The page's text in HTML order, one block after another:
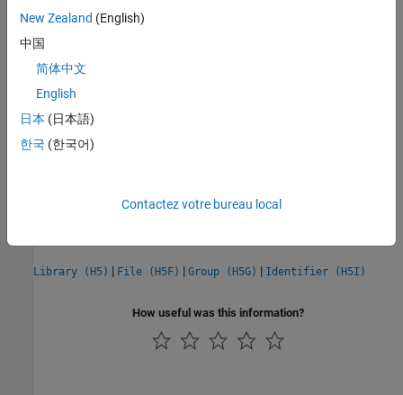
thread and calls the specified function for each error along the
way. This function corresponds to the
HDF5 library C API.
Details
Introduced before R2006a
Library (H5) | File (H5F) | Group (H5G) | Identifier (H5I)
How useful was this information?
New Zealand (English)
中国
简体中文
English
日本 (日本語)
한국 (한국어)
Contactez votre bureau local